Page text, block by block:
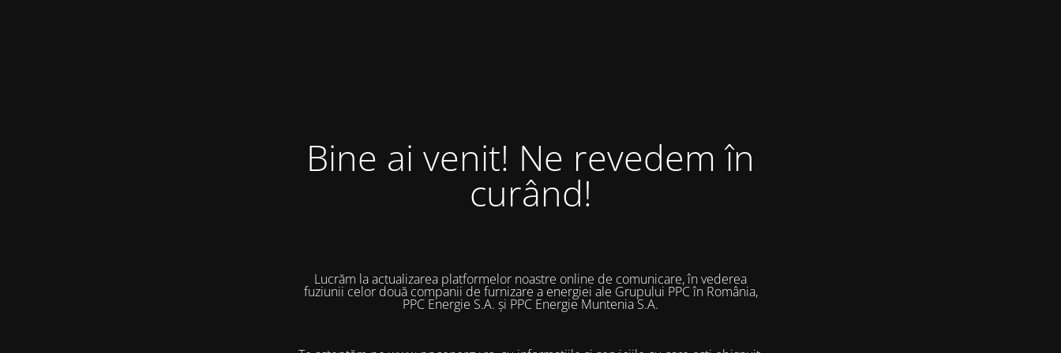
Bine ai venit! Ne revedem în
curând!
Lucrăm la actualizarea platformelor noastre online de comunicare, în vederea
fuziunii celor două companii de furnizare a energiei ale Grupului PPC în România,
PPC Energie S.A. și PPC Energie Muntenia S.A.